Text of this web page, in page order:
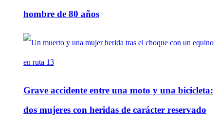
hombre de 80 años
Grave accidente entre una moto y una bicicleta:
dos mujeres con heridas de carácter reservado